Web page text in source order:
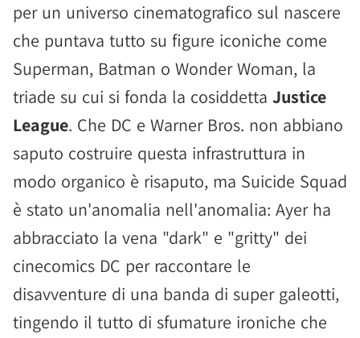
per un universo cinematografico sul nascere
che puntava tutto su figure iconiche come
Superman, Batman o Wonder Woman, la
triade su cui si fonda la cosiddetta Justice
League. Che DC e Warner Bros. non abbiano
saputo costruire questa infrastruttura in
modo organico è risaputo, ma Suicide Squad
è stato un'anomalia nell'anomalia: Ayer ha
abbracciato la vena "dark" e "gritty" dei
cinecomics DC per raccontare le
disavventure di una banda di super galeotti,
tingendo il tutto di sfumature ironiche che